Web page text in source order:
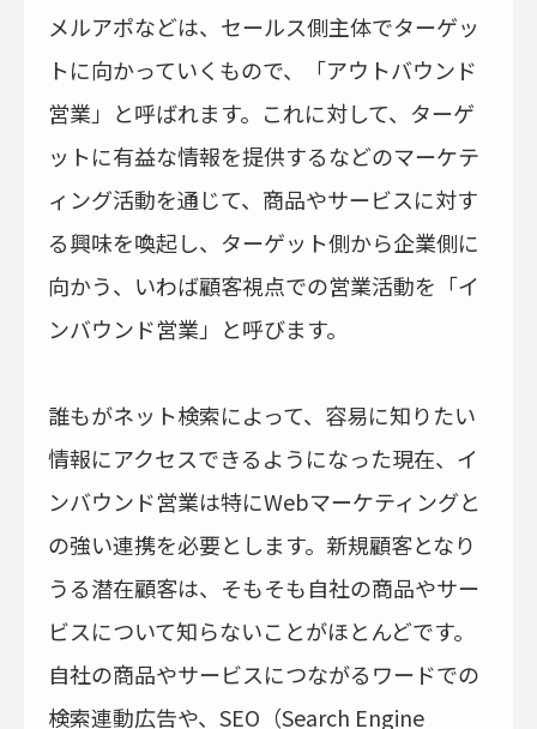
メルアポなどは、セールス側主体でターゲッ
トに向かっていくもので、「アウトバウンド
営業」と呼ばれます。これに対して、ターゲ
ットに有益な情報を提供するなどのマーケテ
ィング活動を通じて、商品やサービスに対す
る興味を喚起し、ターゲット側から企業側に
向かう、いわば顧客視点での営業活動を「イ
ンバウンド営業」と呼びます。
誰もがネット検索によって、容易に知りたい
情報にアクセスできるようになった現在、イ
ンバウンド営業は特にWebマーケティングと
の強い連携を必要とします。新規顧客となり
うる潜在顧客は、そもそも自社の商品やサー
ビスについて知らないことがほとんどです。
自社の商品やサービスにつながるワードでの
検索連動広告や、SEO（Search Engine